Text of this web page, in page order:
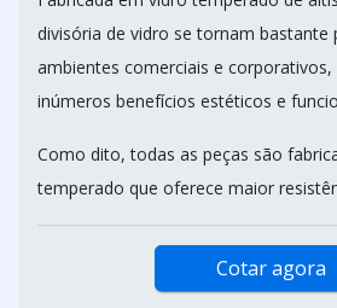
divisória de vidro se tornam bastante
ambientes comerciais e corporativos,
inúmeros benefícios estéticos e
Como dito, todas as peças são
temperado que oferece maior
Cotar agora